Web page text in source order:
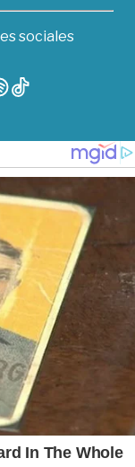
sociales